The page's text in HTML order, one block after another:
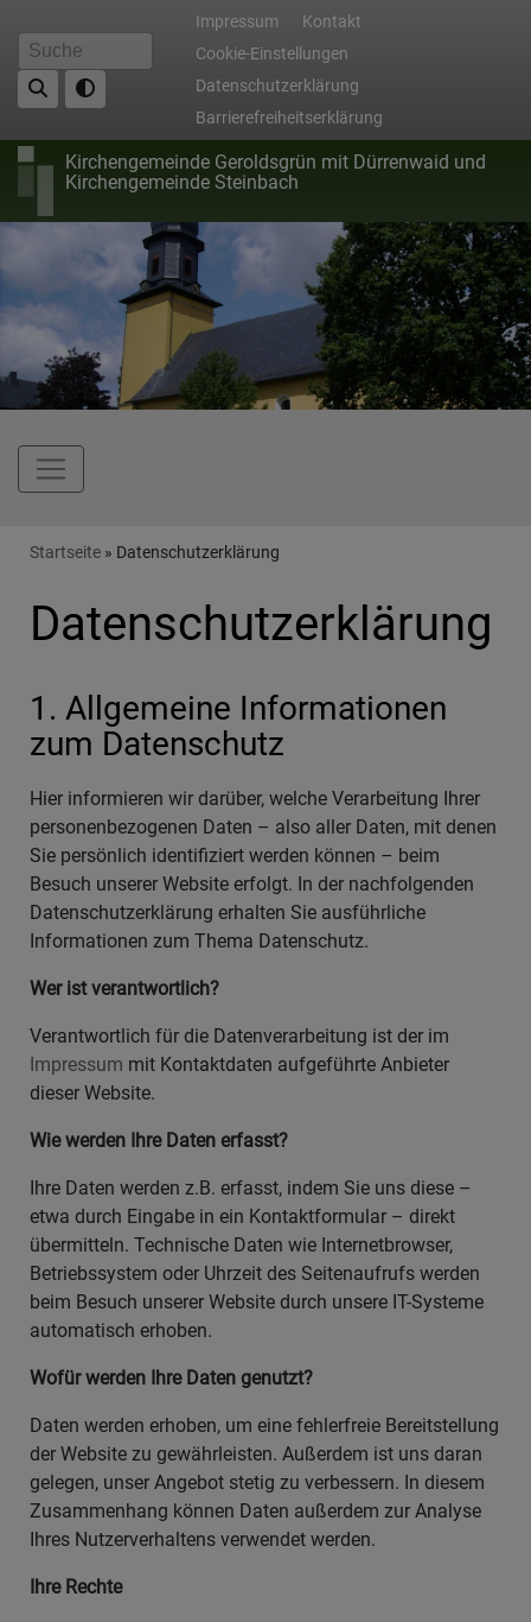
zum
Inhalt
Suche
Fußbereichsmenü
Impressum
Kontakt
Cookie-Einstellungen
Datenschutzerklärung
Barrierefreiheitserklärung
Kirchengemeinde Geroldsgrün mit Dürrenwaid und
Kirchengemeinde Steinbach
Hauptnavigation
Breadcrumb
Startseite Datenschutzerklärung
Datenschutzerklärung
1. Allgemeine Informationen
zum Datenschutz
Hier informieren wir darüber, welche Verarbeitung Ihrer
personenbezogenen Daten – also aller Daten, mit denen
Sie persönlich identifiziert werden können – beim
Besuch unserer Website erfolgt. In der nachfolgenden
Datenschutzerklärung erhalten Sie ausführliche
Informationen zum Thema Datenschutz.
Wer ist verantwortlich?
Verantwortlich für die Datenverarbeitung ist der im
Impressum mit Kontaktdaten aufgeführte Anbieter
dieser Website.
Wie werden Ihre Daten erfasst?
Ihre Daten werden z.B. erfasst, indem Sie uns diese –
etwa durch Eingabe in ein Kontaktformular – direkt
übermitteln. Technische Daten wie Internetbrowser,
Betriebssystem oder Uhrzeit des Seitenaufrufs werden
beim Besuch unserer Website durch unsere IT-Systeme
automatisch erhoben.
Wofür werden Ihre Daten genutzt?
Daten werden erhoben, um eine fehlerfreie Bereitstellung
der Website zu gewährleisten. Außerdem ist uns daran
gelegen, unser Angebot stetig zu verbessern. In diesem
Zusammenhang können Daten außerdem zur Analyse
Ihres Nutzerverhaltens verwendet werden.
Ihre Rechte